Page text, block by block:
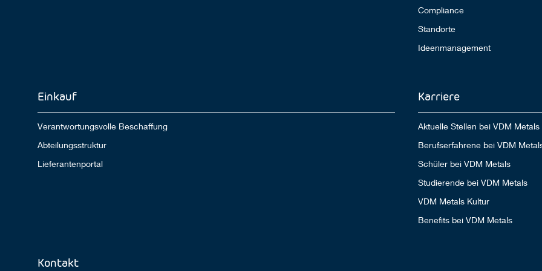
Compliance
Standorte
Ideenmanagement
Einkauf
Verantwortungsvolle Beschaffung
Abteilungsstruktur
Lieferantenportal
Karriere
Aktuelle Stellen bei VDM Metals
Berufserfahrene bei VDM
Schüler bei VDM Metals
Studierende bei VDM Metals
VDM Metals Kultur
Benefits bei VDM Metals
Kontakt